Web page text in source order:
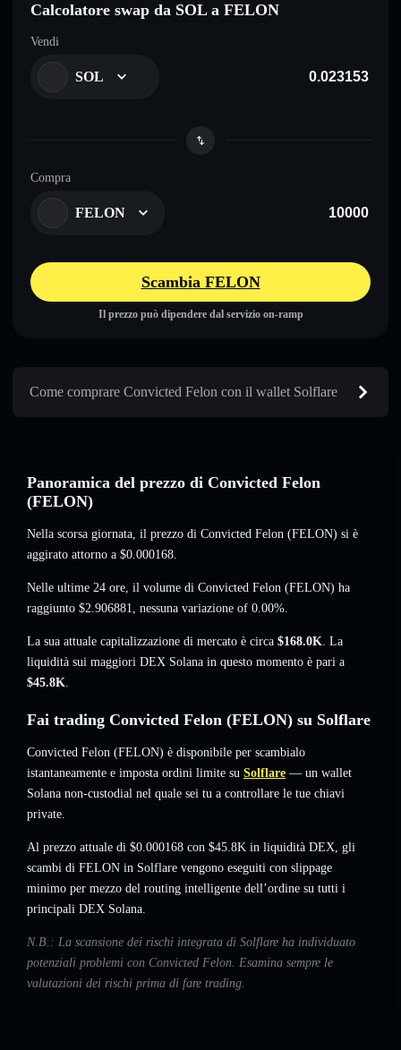
Calcolatore swap da SOL a FELON
Vendi
SOL
Compra
FELON
Scambia FELON
Il prezzo può dipendere dal servizio on-ramp
Come comprare Convicted Felon con il wallet Solflare
Panoramica del prezzo di Convicted Felon
(FELON)
Nella scorsa giornata, il prezzo di Convicted Felon (FELON) si è
aggirato attorno a $0.000168.
Nelle ultime 24 ore, il volume di Convicted Felon (FELON) ha
raggiunto $2.906881, nessuna variazione of 0.00%.
La sua attuale capitalizzazione di mercato è circa $168.0K. La
liquidità sui maggiori DEX Solana in questo momento è pari a
$45.8K.
Fai trading Convicted Felon (FELON) su Solflare
Convicted Felon (FELON) è disponibile per scambialo
istantaneamente e imposta ordini limite su Solflare — un wallet
Solana non-custodial nel quale sei tu a controllare le tue chiavi
private.
Al prezzo attuale di $0.000168 con $45.8K in liquidità DEX, gli
scambi di FELON in Solflare vengono eseguiti con slippage
minimo per mezzo del routing intelligente dell’ordine su tutti i
principali DEX Solana.
N.B.: La scansione dei rischi integrata di Solflare ha individuato
potenziali problemi con Convicted Felon. Esamina sempre le
valutazioni dei rischi prima di fare trading.